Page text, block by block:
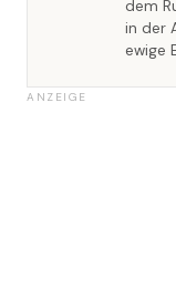
dem
in der
ewige
ANZEIGE